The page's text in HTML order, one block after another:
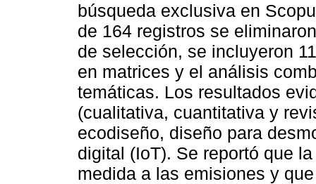
búsqueda exclusiva en
de 164 registros se
de selección, se incluyeron
en matrices y el análisis
temáticas. Los resultados
(cualitativa, cuantitativa y
ecodiseño, diseño para
digital (IoT). Se reportó que
medida a las emisiones y